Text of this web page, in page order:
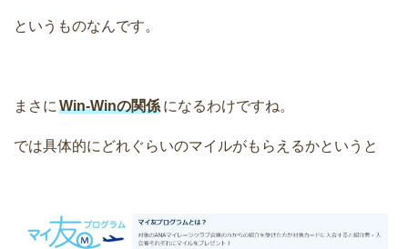
というものなんです。
まさに Win-Winの関係 になるわけですね。
では具体的にどれぐらいのマイルがもらえるかというと